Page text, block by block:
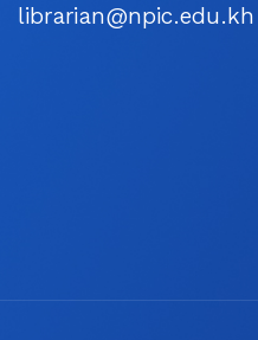
librarian@npic.edu.kh